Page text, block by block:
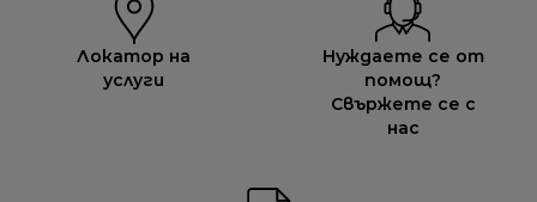
Локатор на
услуги
Нуждаете се от
помощ?
Свържете се с
нас